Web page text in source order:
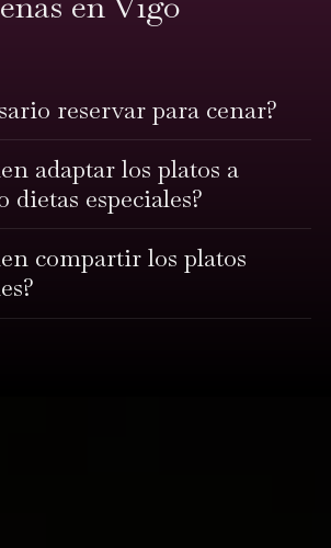
reservar para cenar?
adaptar los platos a
dietas especiales?
compartir los platos